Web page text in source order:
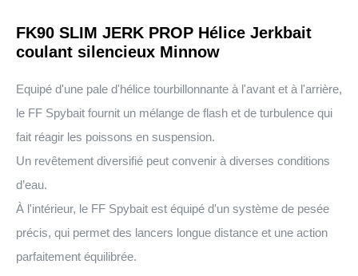
FK90 SLIM JERK PROP Hélice Jerkbait
coulant silencieux Minnow
Equipé d'une pale d'hélice tourbillonnante à l'avant et à l'arrière,
le FF Spybait fournit un mélange de flash et de turbulence qui
fait réagir les poissons en suspension.
Un revêtement diversifié peut convenir à diverses conditions
d’eau.
À l'intérieur, le FF Spybait est équipé d'un système de pesée
précis, qui permet des lancers longue distance et une action
parfaitement équilibrée.